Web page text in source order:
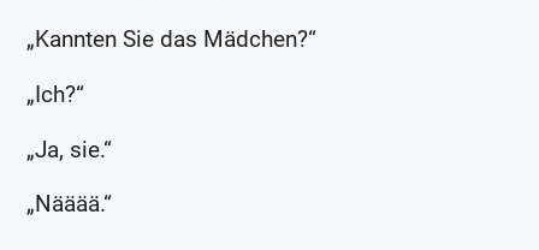
„Kannten Sie das Mädchen?“
„Ich?“
„Ja, sie.“
„Nääää.“